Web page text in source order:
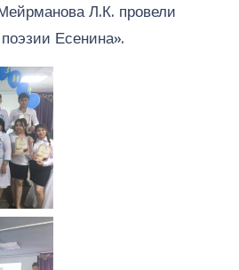
Л.К. провели
Есенина».